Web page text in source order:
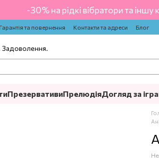
-30% на рідкі вібратори та
Гарантія та повернення Контакти та адреси Блог
Задоволення.
ПрезервативиПрелюдіяДогляд за